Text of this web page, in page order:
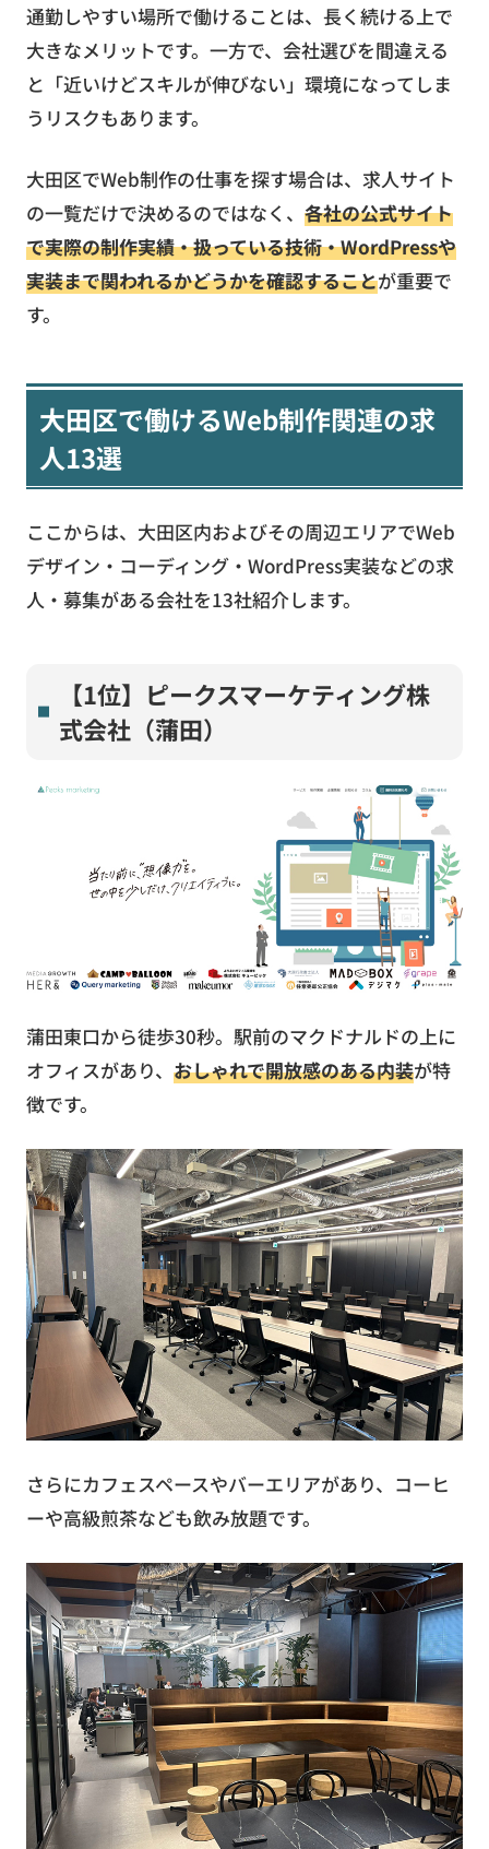
通勤しやすい場所で働けることは、長く続ける上で
大きなメリットです。一方で、会社選びを間違える
と「近いけどスキルが伸びない」環境になってしま
うリスクもあります。
大田区でWeb制作の仕事を探す場合は、求人サイト
の一覧だけで決めるのではなく、 各社の公式サイト
で実際の制作実績・扱っている技術・WordPressや
実装まで関われるかどうかを確認することが重要で
す。
大田区で働けるWeb制作関連の求
人13選
ここからは、大田区内およびその周辺エリアでWeb
デザイン・コーディング・WordPress実装などの求
人・募集がある会社を13社紹介します。
【1位】ピークスマーケティング株
式会社（蒲田）
蒲田東口から徒歩30秒。駅前のマクドナルドの上に
オフィスがあり、 おしゃれで開放感のある内装が特
徴です。
さらにカフェスペースやバーエリアがあり、コーヒ
ーや高級煎茶なども飲み放題です。